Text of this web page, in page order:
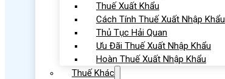
Thuế Xuất Khẩu
Cách Tính Thuế Xuất Nhập Khẩu
Thủ Tục Hải Quan
Ưu Đãi Thuế Xuất Nhập Khẩu
Hoàn Thuế Xuất Nhập Khẩu
Thuế Khác